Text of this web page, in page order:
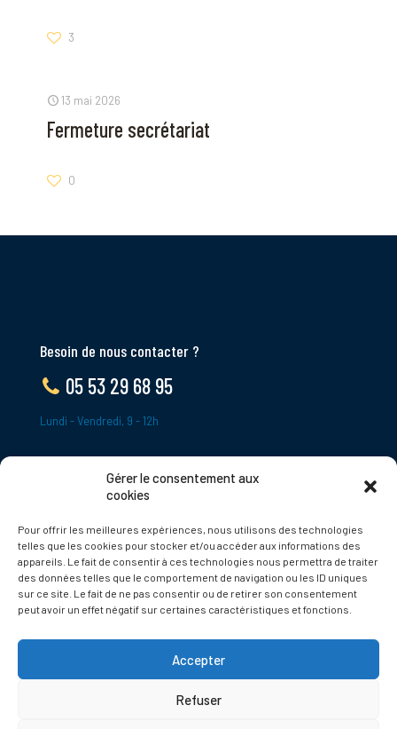
Gérer le consentement aux
cookies
Pour offrir les meilleures expériences, nous utilisons des technologies
telles que les cookies pour stocker et/ou accéder aux informations des
appareils. Le fait de consentir à ces technologies nous permettra de traiter
des données telles que le comportement de navigation ou les ID uniques
sur ce site. Le fait de ne pas consentir ou de retirer son consentement
peut avoir un effet négatif sur certaines caractéristiques et fonctions.
Accepter
Refuser
3
13 mai 2026
Fermeture secrétariat
0
Besoin de nous contacter ?
05 53 29 68 95
Lundi - Vendredi, 9 - 12h
24620 Tamniès
France
Politique de cookies